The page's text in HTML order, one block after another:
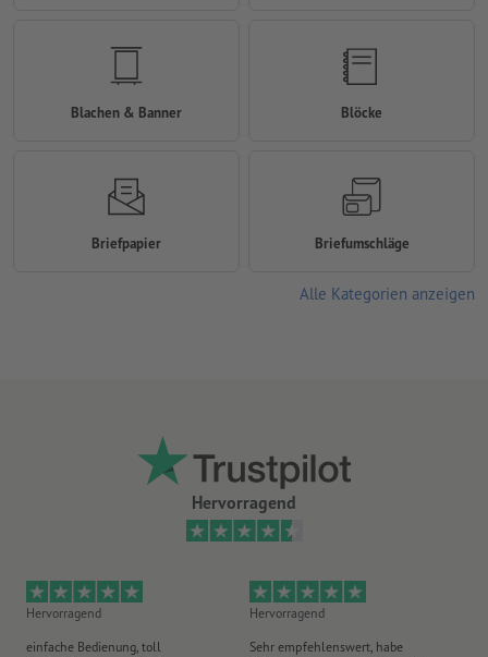
Hervorragend
Hervorragend
einfache Bedienung, toll
Hervorragend
Sehr empfehlenswert, habe
Blachen & Banner Blöcke
Briefpapier Briefumschläge
Alle Kategorien anzeigen